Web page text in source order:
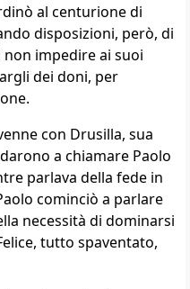
al centurione di
disposizioni, però, di
impedire ai suoi
dei doni, per
con Drusilla, sua
a chiamare Paolo
parlava della fede in
cominciò a parlare
necessità di dominarsi
tutto spaventato,